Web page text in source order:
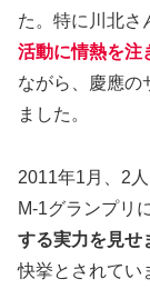
た。特に川北さ
活動に情熱を注
ながら、慶應の
ました。
2011年1月、2
M-1グランプリ
する実力を見せ
快挙とされてい